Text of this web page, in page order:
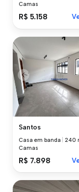
Camas
R$ 5.158
Santos
Casa em banda |240
Camas
R$ 7.898